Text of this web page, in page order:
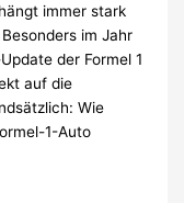
immer stark
im Jahr
der Formel 1
auf die
Wie
1-Auto